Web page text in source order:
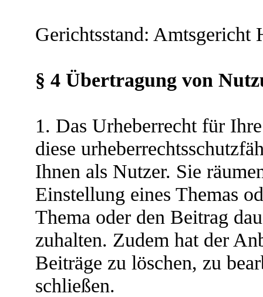
Gerichtsstand: Amtsgericht
§ 4 Übertragung von
1. Das Urheberrecht für
diese
Ihnen als Nutzer. Sie
Einstellung eines Themas
Thema oder den Beitrag
zuhalten. Zudem hat der
Beiträge zu löschen, zu
schließen.